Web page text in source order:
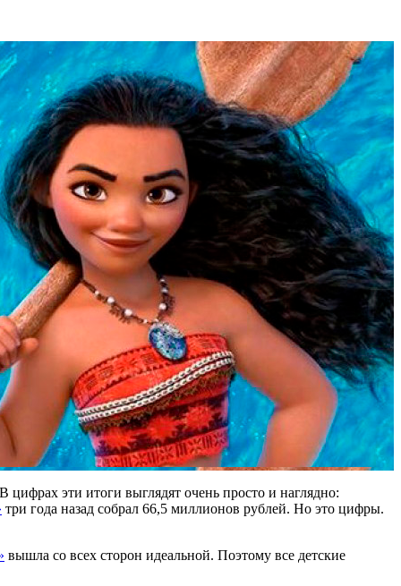
эти итоги выглядят очень просто и наглядно:
три года назад собрал 66,5 миллионов рублей. Но это цифры.
вышла со всех сторон идеальной. Поэтому все детские